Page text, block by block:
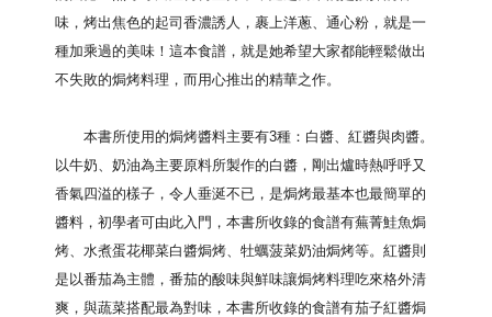
味，烤出焦色的起司香濃誘人，裹上洋蔥、通心粉，就是一
種加乘過的美味！這本食譜，就是她希望大家都能輕鬆做出
不失敗的焗烤料理，而用心推出的精華之作。
本書所使用的焗烤醬料主要有3種：白醬、紅醬與肉醬。
以牛奶、奶油為主要原料所製作的白醬，剛出爐時熱呼呼又
香氣四溢的樣子，令人垂涎不已，是焗烤最基本也最簡單的
醬料，初學者可由此入門，本書所收錄的食譜有蕪菁鮭魚焗
烤、水煮蛋花椰菜白醬焗烤、牡蠣菠菜奶油焗烤等。紅醬則
是以番茄為主體，番茄的酸味與鮮味讓焗烤料理吃來格外清
爽，與蔬菜搭配最為對味，本書所收錄的食譜有茄子紅醬焗